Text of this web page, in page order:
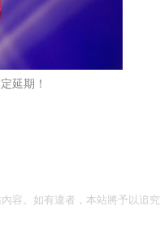
延期！
容。如有違者，本站將予以追究